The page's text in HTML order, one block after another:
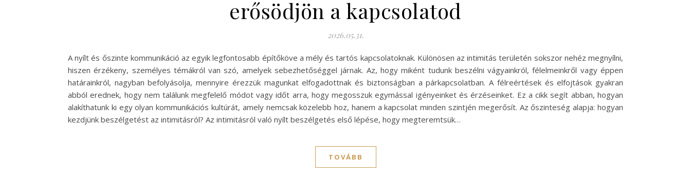
erősödjön a kapcsolatod
2026.05.31.
A nyílt és őszinte kommunikáció az egyik legfontosabb építőköve a mély és tartós kapcsolatoknak. Különösen az intimitás területén sokszor nehéz megnyílni,
hiszen érzékeny, személyes témákról van szó, amelyek sebezhetőséggel járnak. Az, hogy miként tudunk beszélni vágyainkról, félelmeinkről vagy éppen
határainkról, nagyban befolyásolja, mennyire érezzük magunkat elfogadottnak és biztonságban a párkapcsolatban. A félreértések és elfojtások gyakran
abból erednek, hogy nem találunk megfelelő módot vagy időt arra, hogy megosszuk egymással igényeinket és érzéseinket. Ez a cikk segít abban, hogyan
alakíthatunk ki egy olyan kommunikációs kultúrát, amely nemcsak közelebb hoz, hanem a kapcsolat minden szintjén megerősít. Az őszinteség alapja: hogyan
kezdjünk beszélgetést az intimitásról? Az intimitásról való nyílt beszélgetés első lépése, hogy megteremtsük…
TOVÁBB